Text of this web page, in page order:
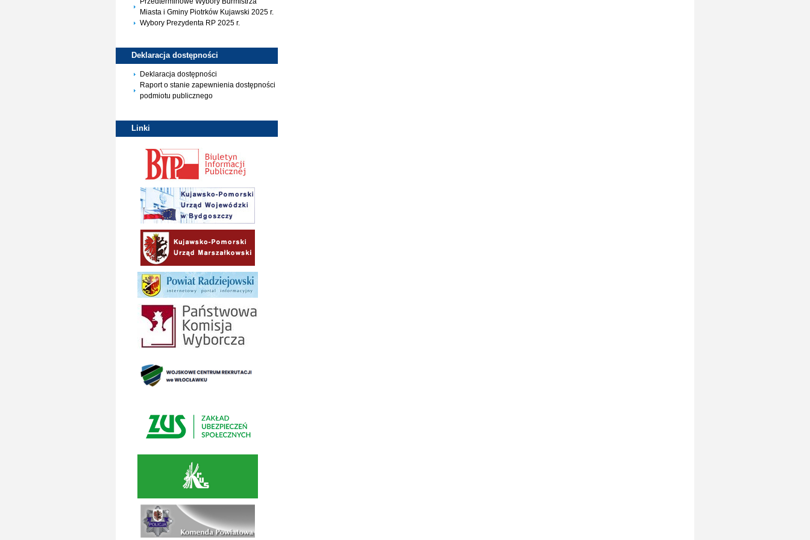
Miasta i Gminy Piotrków Kujawski 2025 r.
Wybory Prezydenta RP 2025 r.
Deklaracja dostępności
Deklaracja dostępności
Raport o stanie zapewnienia dostępności
podmiotu publicznego
Linki